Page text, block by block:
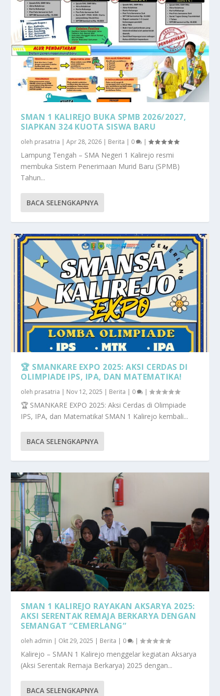
SMAN 1 KALIREJO BUKA SPMB 2026/2027,
SIAPKAN 324 KUOTA SISWA BARU
oleh prasatria |Apr 28, 2026 | Berita | 0 |
Lampung Tengah – SMA Negeri 1 Kalirejo resmi
membuka Sistem Penerimaan Murid Baru (SPMB)
Tahun...
BACA SELENGKAPNYA
🏆 SMANKARE EXPO 2025: AKSI CERDAS DI
OLIMPIADE IPS, IPA, DAN MATEMATIKA!
oleh prasatria | Nov 12, 2025 | Berita | 0 |
🏆 SMANKARE EXPO 2025: Aksi Cerdas di Olimpiade
IPS, IPA, dan Matematika! SMAN 1 Kalirejo kembali...
BACA SELENGKAPNYA
SMAN 1 KALIREJO RAYAKAN AKSARYA 2025:
AKSI SERENTAK REMAJA BERKARYA DENGAN
SEMANGAT “CEMERLANG”
oleh admin | Okt 29, 2025 | Berita | 0 |
Kalirejo – SMAN 1 Kalirejo menggelar kegiatan Aksarya
(Aksi Serentak Remaja Berkarya) 2025 dengan...
BACA SELENGKAPNYA